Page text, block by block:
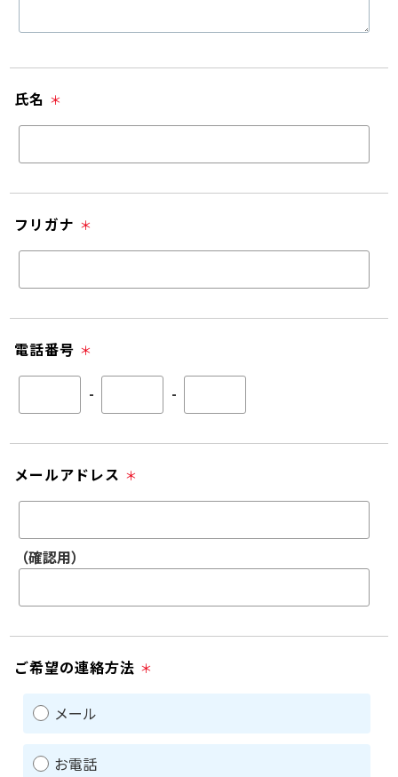
氏名 ＊
フリガナ ＊
電話番号 ＊
- -
メールアドレス ＊
（確認用）
ご希望の連絡方法 ＊
メール
お電話